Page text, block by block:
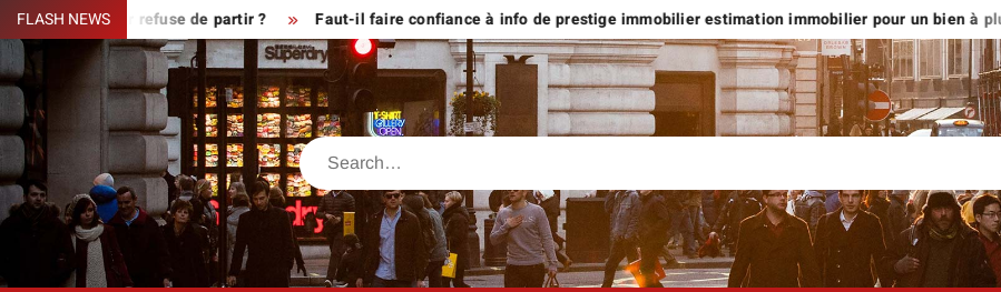
Skip
to
content
FLASH NEWS
le fermier refuse de partir ? Faut-il faire confiance à info de prestige immobilier estimation immobilier pour un bien à plus
Search